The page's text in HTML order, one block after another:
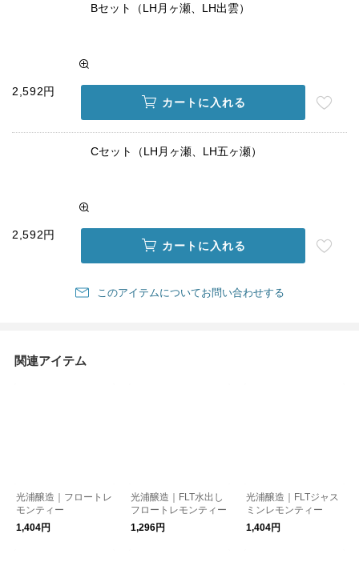
Bセット（LH月ヶ瀬、LH出雲）
2,592円
カートに入れる
Cセット（LH月ヶ瀬、LH五ヶ瀬）
2,592円
カートに入れる
このアイテムについてお問い合わせする
関連アイテム
光浦醸造｜フロートレ
モンティー
1,404円
光浦醸造｜FLT水出し
フロートレモンティー
1,296円
光浦醸造｜FLTジャス
ミンレモンティー
1,404円